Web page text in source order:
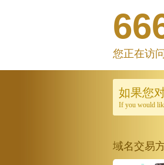
您正在访
如果您
If you would
域名交易